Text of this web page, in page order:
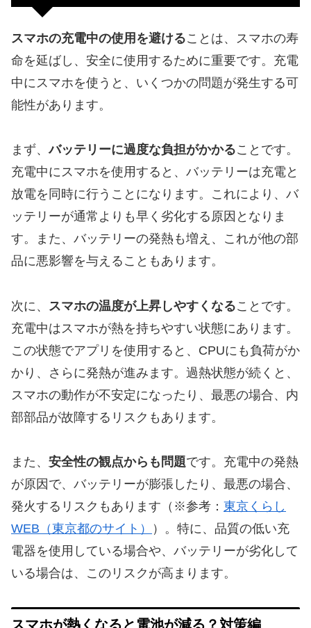
スマホの充電中の使用を避けることは、スマホの寿
命を延ばし、安全に使用するために重要です。充電
中にスマホを使うと、いくつかの問題が発生する可
能性があります。
まず、バッテリーに過度な負担がかかることです。
充電中にスマホを使用すると、バッテリーは充電と
放電を同時に行うことになります。これにより、バ
ッテリーが通常よりも早く劣化する原因となりま
す。また、バッテリーの発熱も増え、これが他の部
品に悪影響を与えることもあります。
次に、 スマホの温度が上昇しやすくなることです。
充電中はスマホが熱を持ちやすい状態にあります。
この状態でアプリを使用すると、CPUにも負荷がか
かり、さらに発熱が進みます。過熱状態が続くと、
スマホの動作が不安定になったり、最悪の場合、内
部部品が故障するリスクもあります。
また、 安全性の観点からも問題です。充電中の発熱
が原因で、バッテリーが膨張したり、最悪の場合、
発火するリスクもあります（※参考： 東京くらし
WEB（東京都のサイト）
）。特に、品質の低い充
電器を使用している場合や、バッテリーが劣化して
いる場合は、このリスクが高まります。
スマホが熱くなると電池が減る？対策編